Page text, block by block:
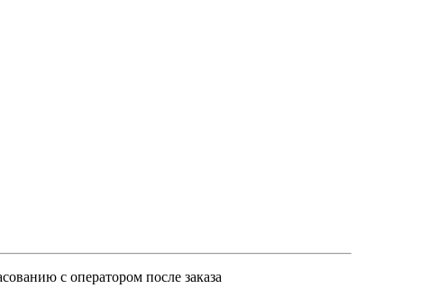
с оператором после заказа